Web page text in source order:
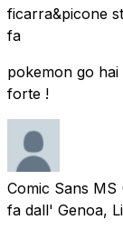
ficarra&picone
fa
pokemon go
forte !
Comic Sans MS
fa dall' Genoa,